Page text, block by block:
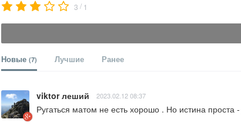
3 / 1
Новые (7) Лучшие Ранее
viktor леший 2023.02.12 08:37
Ругаться матом не есть хорошо . Но истина